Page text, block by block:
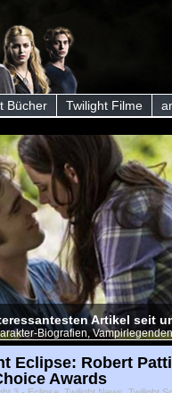
Bücher Twilight Filme
Artikel seit
Biografien,
Eclipse: Robert
Awards